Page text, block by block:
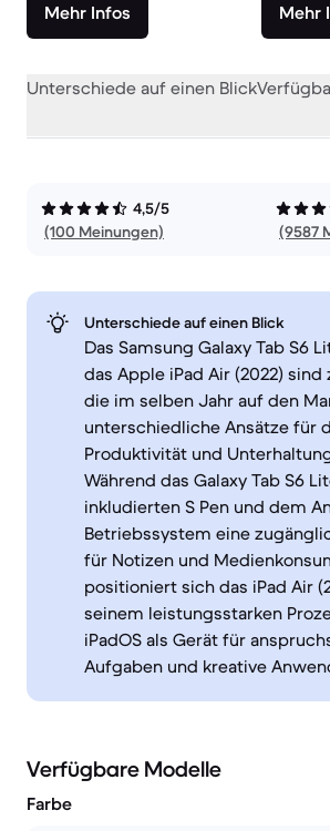
Mehr Infos Mehr
Unterschiede auf einen Blick
4,5/5
(100 Meinungen)
(9587
Unterschiede auf einen Blick
Das Samsung Galaxy Tab S6
das Apple iPad Air (2022) sind
die im selben Jahr auf den
unterschiedliche Ansätze für
Produktivität und
Während das Galaxy Tab S6
inkludierten S Pen und dem
Betriebssystem eine
für Notizen und
positioniert sich das iPad Air
seinem leistungsstarken
iPadOS als Gerät für
Aufgaben und kreative
Verfügbare Modelle
Farbe